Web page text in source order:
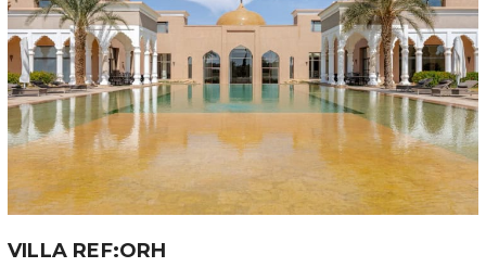
VILLA REF:ORH